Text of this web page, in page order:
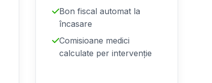
Bon fiscal automat la
încasare
Comisioane medici
calculate per intervenție